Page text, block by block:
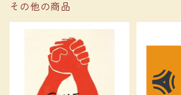
その他の商品